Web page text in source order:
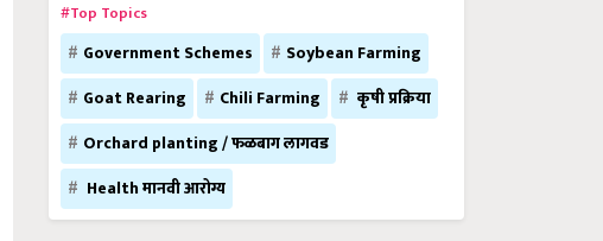
#Top Topics
Government Schemes
Soybean Farming
Goat Rearing
Chili Farming
कृषी प्रक्रिया
Orchard planting / फळबाग लागवड
Health मानवी आरोग्य